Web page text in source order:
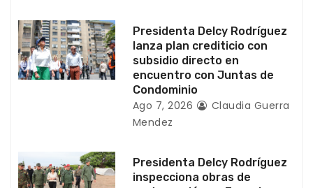
a
s
Presidenta Delcy Rodríguez
lanza plan crediticio con
subsidio directo en
encuentro con Juntas de
Condominio
Ago 7, 2026
Claudia Guerra
Mendez
Presidenta Delcy Rodríguez
inspecciona obras de